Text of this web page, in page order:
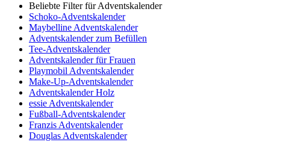
Beliebte Filter für Adventskalender
Schoko-Adventskalender
Maybelline Adventskalender
Adventskalender zum Befüllen
Tee-Adventskalender
Adventskalender für Frauen
Playmobil Adventskalender
Make-Up-Adventskalender
Adventskalender Holz
essie Adventskalender
Fußball-Adventskalender
Franzis Adventskalender
Douglas Adventskalender